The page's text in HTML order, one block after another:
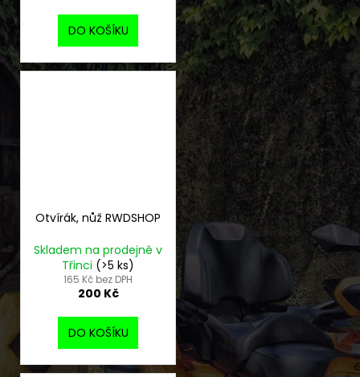
DO KOŠÍKU
Otvírák, nůž RWDSHOP
Skladem na prodejně v
Třinci (>5 ks)
165 Kč bez DPH
200 Kč
DO KOŠÍKU